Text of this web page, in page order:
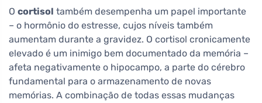
O cortisol também desempenha um papel importante
– o hormônio do estresse, cujos níveis também
aumentam durante a gravidez. O cortisol cronicamente
elevado é um inimigo bem documentado da memória –
afeta negativamente o hipocampo, a parte do cérebro
fundamental para o armazenamento de novas
memórias. A combinação de todas essas mudanças